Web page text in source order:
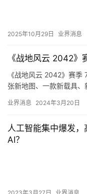
2025年10月29日 业界消息
《战地风云 2042》
《战地风云 2042》赛季
张新地图、一款新载具
业界消息 2024年3月20日
人工智能集中爆发
AI？